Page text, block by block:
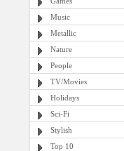
Music
Metallic
Nature
People
TV/Movies
Holidays
Sci-Fi
Stylish
Top 10